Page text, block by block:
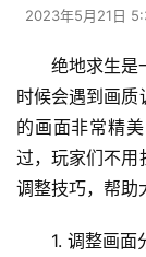
2023年5月21日
绝地求生是
时候会遇到画质
的画面非常精
过，玩家们不用
调整技巧，帮助
1. 调整画面